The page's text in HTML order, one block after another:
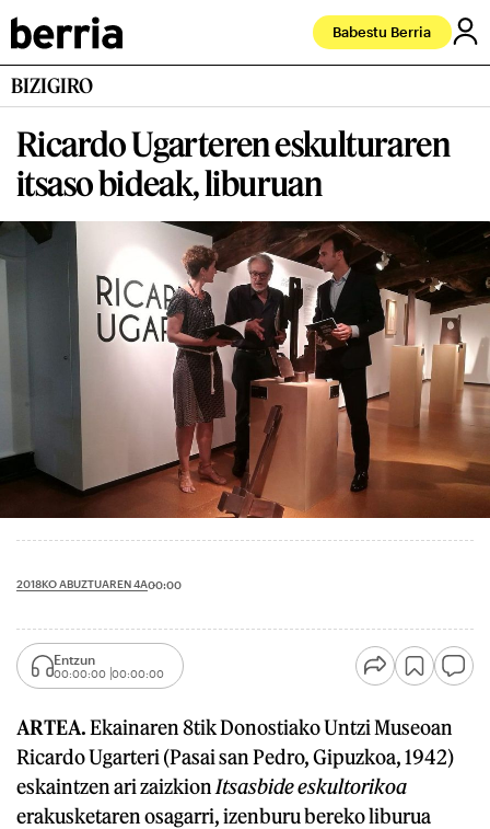
Babestu Berria
BIZIGIRO
Ricardo Ugarteren eskulturaren
itsaso bideak, liburuan
2018KO ABUZTUAREN 4A00:00
Entzun
00:00:00 00:00:00
ARTEA.Ekainaren 8tik Donostiako Untzi Museoan
Ricardo Ugarteri (Pasai san Pedro, Gipuzkoa, 1942)
eskaintzen ari zaizkion Itsasbide eskultorikoa
erakusketaren osagarri, izenburu bereko liburua